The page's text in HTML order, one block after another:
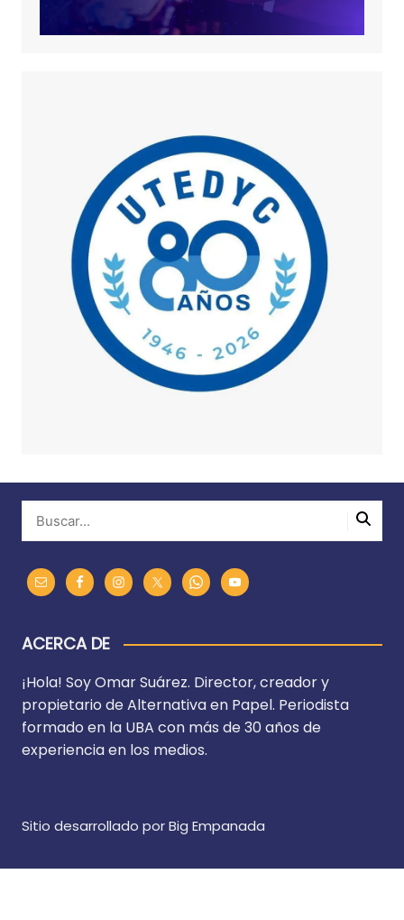
ACERCA DE
¡Hola! Soy Omar Suárez. Director, creador y
propietario de Alternativa en Papel. Periodista
formado en la UBA con más de 30 años de
experiencia en los medios.
Sitio desarrollado por Big Empanada